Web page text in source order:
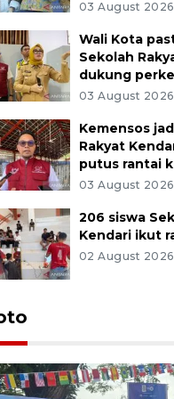
03 August 2026
Wali Kota
Sekolah
dukung
03 August 2026
Kemensos
Rakyat
putus rantai
03 August 2026
206 siswa
Kendari ikut
02 August